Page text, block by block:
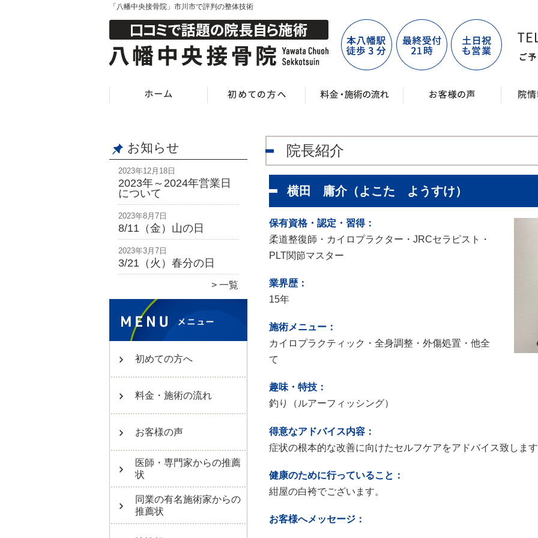
「八幡中央接骨院」市川市で評判の整体技術
お知らせ
2023年12月18日
2023年～2024年営業日
について
2023年8月7日
8/11（金）山の日
2023年3月7日
3/21（火）春分の日
一覧
初めての方へ
料金・施術の流れ
お客様の声
医師・専門家からの推薦
状
同業の有名施術家からの
推薦状
院長紹介
横田 庸介（よこた ようすけ）
保有資格・認定・習得：
柔道整復師・カイロプラクター・JRCセラピスト・
PLT関節マスター
業界歴：
15年
施術メニュー：
カイロプラクティック・全身調整・外傷処置・他全
て
趣味・特技：
釣り（ルアーフィッシング）
得意なアドバイス内容：
症状の根本的な改善に向けたセルフケアをアドバイス致しま
健康のために行っていること：
紺屋の白袴でございます。
お客様へメッセージ：